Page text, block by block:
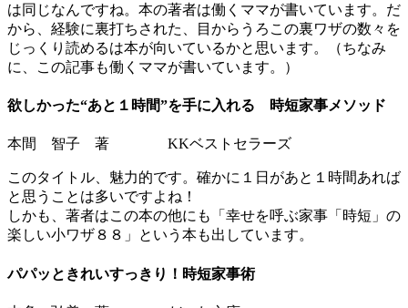
は同じなんですね。本の著者は働くママが書いています。だ
から、経験に裏打ちされた、目からうろこの裏ワザの数々を
じっくり読めるは本が向いているかと思います。（ちなみ
に、この記事も働くママが書いています。）
欲しかった“あと１時間”を手に入れる 時短家事メソッド
本間 智子 著 KKベストセラーズ
このタイトル、魅力的です。確かに１日があと１時間あれば
と思うことは多いですよね！
しかも、著者はこの本の他にも「幸せを呼ぶ家事「時短」の
楽しい小ワザ８８」という本も出しています。
パパッときれいすっきり！時短家事術